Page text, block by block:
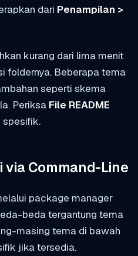
dari Penampilan >
kurang dari lima menit
foldernya. Beberapa tema
seperti skema
Periksa File README
spesifik.
via Command-Line
package manager
beda tergantung tema
masing tema di bawah
jika tersedia.